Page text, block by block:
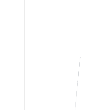
私たちについて
お問い合わせ